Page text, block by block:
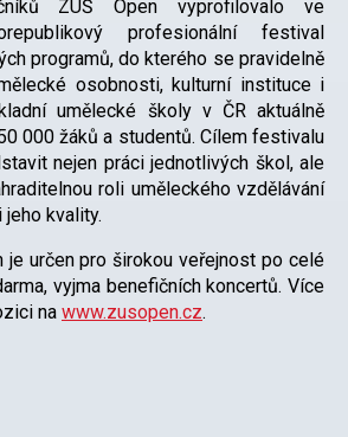
ZUŠ Open vyprofilovalo ve
profesionální festival
programů, do kterého se pravidelně
osobnosti, kulturní instituce i
umělecké školy v ČR aktuálně
000 žáků a studentů. Cílem festivalu
nejen práci jednotlivých škol, ale
roli uměleckého vzdělávání
kvality.
je určen pro širokou veřejnost po celé
vyjma benefičních koncertů. Více
na www.zusopen.cz.